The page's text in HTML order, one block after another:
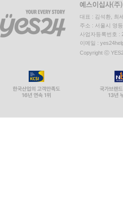
대표 : 김석환, 최
주소 : 서울시 영
사업자등록번호
이메일 :
Copyright ⓒ